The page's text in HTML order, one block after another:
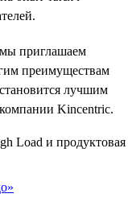
приглашаем
преимуществам
лучшим
Kincentric.